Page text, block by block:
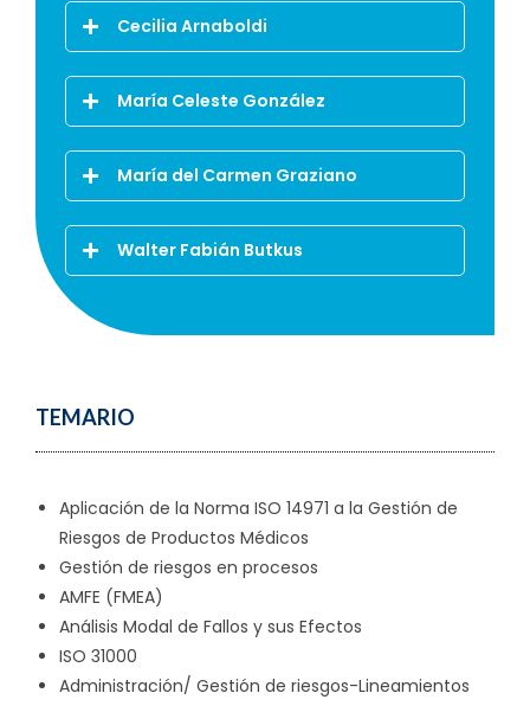
Cecilia Arnaboldi
María Celeste González
María del Carmen Graziano
Walter Fabián Butkus
TEMARIO
Aplicación de la Norma ISO 14971 a la Gestión de
Riesgos de Productos Médicos
Gestión de riesgos en procesos
AMFE (FMEA)
Análisis Modal de Fallos y sus Efectos
ISO 31000
Administración/ Gestión de riesgos-Lineamientos